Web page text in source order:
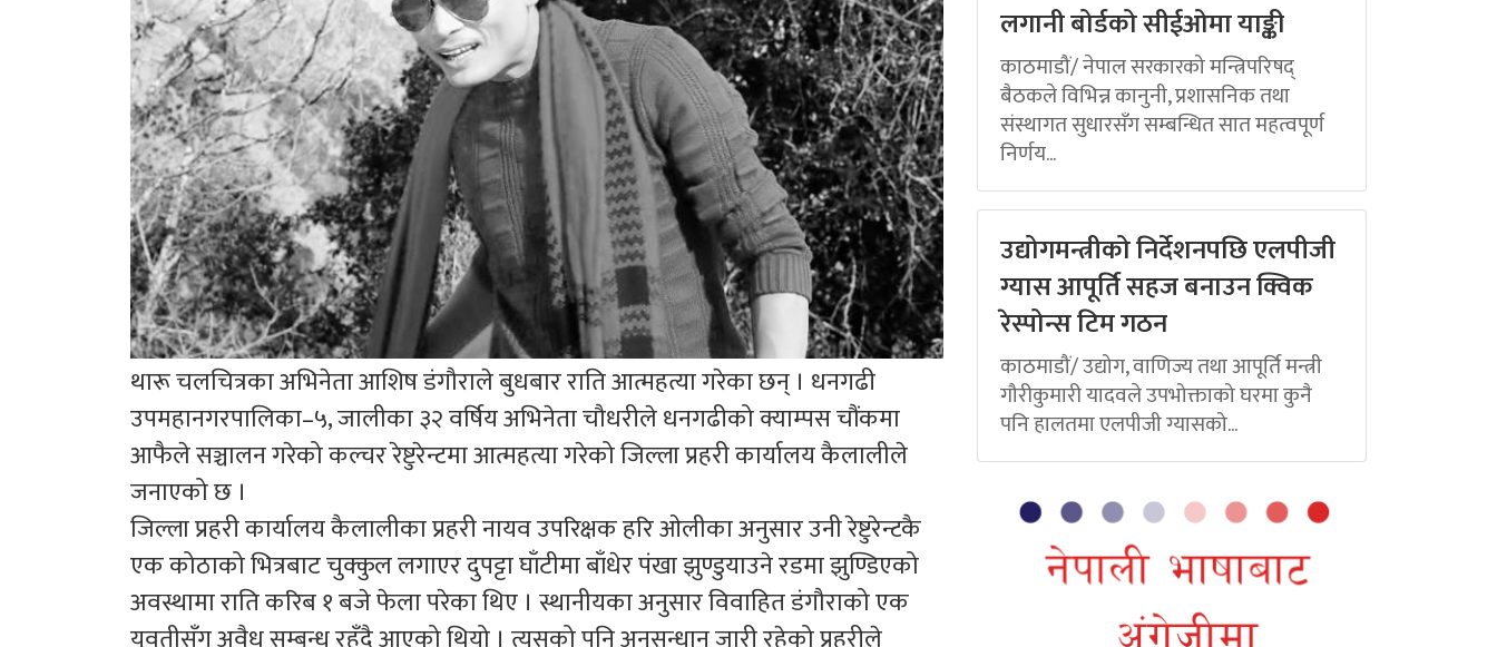
थारू चलचित्रका अभिनेता आशिष डंगौराले बुधबार राति आत्महत्या गरेका छन् । धनगढी
उपमहानगरपालिका–५, जालीका ३२ वर्षिय अभिनेता चौधरीले धनगढीको क्याम्पस चौंकमा
आफैले सञ्चालन गरेको कल्चर रेष्टुरेन्टमा आत्महत्या गरेको जिल्ला प्रहरी कार्यालय कैलालीले
जनाएको छ ।
जिल्ला प्रहरी कार्यालय कैलालीका प्रहरी नायव उपरिक्षक हरि ओलीका अनुसार उनी रेष्टुरेन्टकै
एक कोठाको भित्रबाट चुक्कुल लगाएर दुपट्टा घाँटीमा बाँधेर पंखा झुण्डुयाउने रडमा झुण्डिएको
अवस्थामा राति करिब १ बजे फेला परेका थिए । स्थानीयका अनुसार विवाहित डंगौराको एक
लगानी बोर्डको सीईओमा याङ्की
काठमाडौं/ नेपाल सरकारको मन्त्रिपरिषद्
बैठकले विभिन्न कानुनी, प्रशासनिक तथा
संस्थागत सुधारसँग सम्बन्धित सात महत्वपूर्ण
निर्णय...
उद्योगमन्त्रीको निर्देशनपछि एलपीजी
ग्यास आपूर्ति सहज बनाउन क्विक
रेस्पोन्स टिम गठन
काठमाडौं/ उद्योग, वाणिज्य तथा आपूर्ति मन्त्री
गौरीकुमारी यादवले उपभोक्ताको घरमा कुनै
पनि हालतमा एलपीजी ग्यासको...